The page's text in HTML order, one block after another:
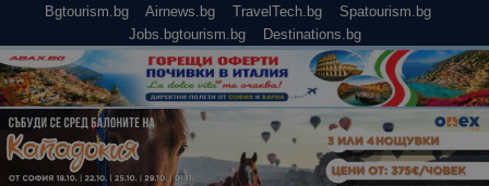
Bgtourism.bg Airnews.bg TravelTech.bg
Spatourism.bg
Jobs.bgtourism.bg
Destinations.bg